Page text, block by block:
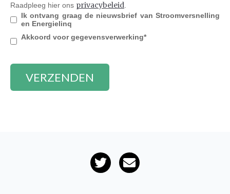
Raadpleeg hier ons privacybeleid
Ik ontvang graag de nieuwsbrief van Stroomversnelling
en Energielinq
Akkoord voor gegevensverwerking*